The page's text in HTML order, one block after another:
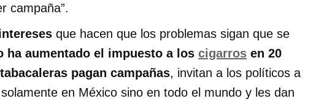
campaña”.
que hacen que los problemas sigan que se
ha aumentado el impuesto a los cigarros en 20
pagan campañas, invitan a los políticos a
en México sino en todo el mundo y les dan